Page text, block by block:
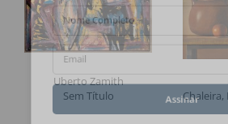
Uberto Zamith
Sem Título
Chaleira,
Nome Completo
Assinar